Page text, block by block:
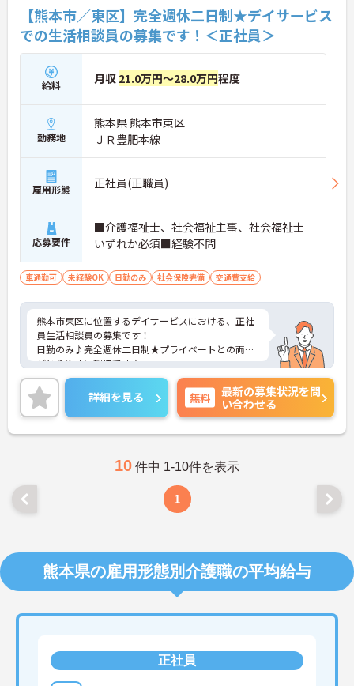
【熊本市／東区】完全週休二日制★デイサービス
での生活相談員の募集です！＜正社員＞
給料 月収 21.0万円～28.0万円程度
勤務地
熊本県 熊本市東区
ＪＲ豊肥本線
雇用形態 正社員(正職員)
応募要件
■介護福祉士、社会福祉主事、社会福祉士
いずれか必須■経験不問
車通勤可 未経験OK 日勤のみ 社会保険完備 交通費支給
熊本市東区に位置するデイサービスにおける、正社
員生活相談員の募集です！
日勤のみ♪完全週休二日制★プライベートとの両立
がとりやすい環境です♪
ご興味ある方には、面接対策ポイントなど、さらに
詳細をお話しいたしますのでお気軽にご相談くださ
い。
詳細を見る 無料
最新の募集状況を問
い合わせる
10 件中 1-10件を表示
1
熊本県の雇用形態別介護職の平均給与
正社員